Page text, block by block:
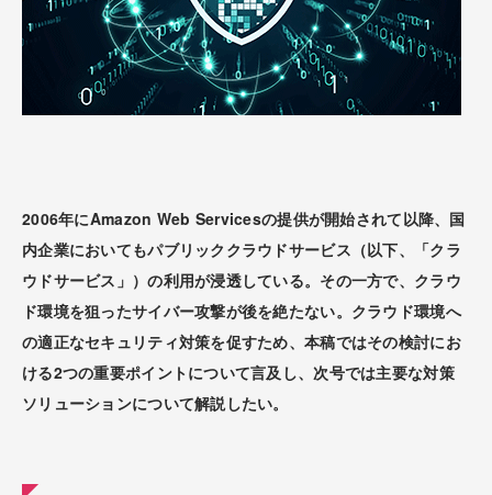
2006年にAmazon Web Servicesの提供が開始されて以降、国
内企業においてもパブリッククラウドサービス（以下、「クラ
ウドサービス」）の利用が浸透している。その一方で、クラウ
ド環境を狙ったサイバー攻撃が後を絶たない。クラウド環境へ
の適正なセキュリティ対策を促すため、本稿ではその検討にお
ける2つの重要ポイントについて言及し、次号では主要な対策
ソリューションについて解説したい。